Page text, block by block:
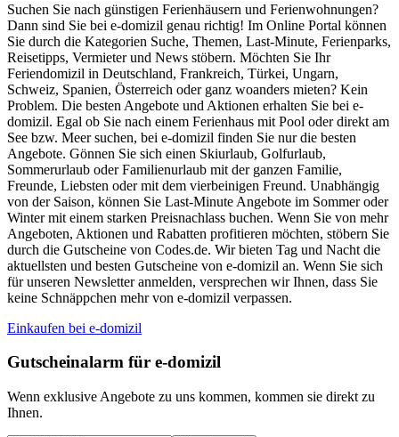
Suchen Sie nach günstigen Ferienhäusern und Ferienwohnungen?
Dann sind Sie bei e-domizil genau richtig! Im Online Portal können
Sie durch die Kategorien Suche, Themen, Last-Minute, Ferienparks,
Reisetipps, Vermieter und News stöbern. Möchten Sie Ihr
Feriendomizil in Deutschland, Frankreich, Türkei, Ungarn,
Schweiz, Spanien, Österreich oder ganz woanders mieten? Kein
Problem. Die besten Angebote und Aktionen erhalten Sie bei e-
domizil. Egal ob Sie nach einem Ferienhaus mit Pool oder direkt am
See bzw. Meer suchen, bei e-domizil finden Sie nur die besten
Angebote. Gönnen Sie sich einen Skiurlaub, Golfurlaub,
Sommerurlaub oder Familienurlaub mit der ganzen Familie,
Freunde, Liebsten oder mit dem vierbeinigen Freund. Unabhängig
von der Saison, können Sie Last-Minute Angebote im Sommer oder
Winter mit einem starken Preisnachlass buchen. Wenn Sie von mehr
Angeboten, Aktionen und Rabatten profitieren möchten, stöbern Sie
durch die Gutscheine von Codes.de. Wir bieten Tag und Nacht die
aktuellsten und besten Gutscheine von e-domizil an. Wenn Sie sich
für unseren Newsletter anmelden, versprechen wir Ihnen, dass Sie
keine Schnäppchen mehr von e-domizil verpassen.
Einkaufen bei e-domizil
Gutscheinalarm für e-domizil
Wenn exklusive Angebote zu uns kommen, kommen sie direkt zu
Ihnen.